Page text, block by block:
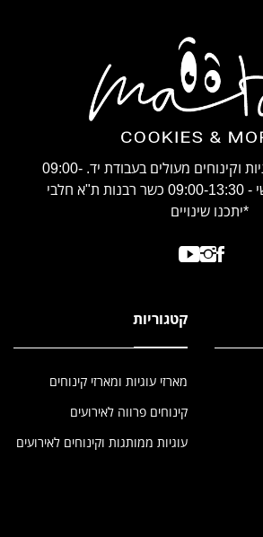
מתוקו בית ייצור לעוגיות וקינוחים מעולים בעבודת יד. 09:00-
19:00 א'-ה' יום שישי - 09:00-13:30 כשר רבנות ת"א חלבי
*יתכנו שינויים
קטגוריות
מארזי עוגיות ומארזי קינוחים
קינוחים פרווה לאירועים
עוגיות ממותגות וקינוחים לאירועים